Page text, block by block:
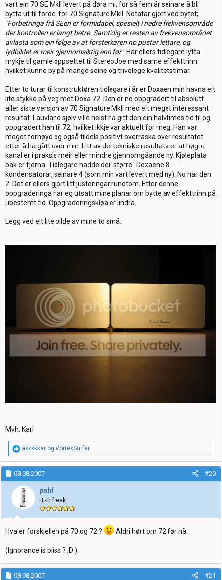
vart ein 70 SE MkII levert på døra mi, for så fem år seinare å bli
bytta ut til fordel for 70 Signature MkII. Notatar gjort ved bytet;
"Forbetringa frå SEen er formidabel, spesielt i nedre frekvensområde
der kontrollen er langt betre. Samtidig er resten av frekvensområdet
avlasta som ein følge av at forsterkaren no pustar lettare, og
lydbildet er meir gjennomsiktig enn før". Har ellers tidlegare lytta
mykje til gamle oppsettet til StereoJoe med same effekttrinn,
hvilket kunne by på mange seine og trivelege kvalitetstimar.
Etter to turar til konstruktøren tidlegare i år er Doxaen min havna eit
lite stykke på veg mot Doxa 72. Den er no oppgradert til absolutt
aller siste versjon av 70 Signature MkII med eit meget interessant
resultat. Lauvland sjølv ville helst ha gitt den ein halvtimes tid til og
oppgradert han til 72, hvilket ikkje var aktuelt for meg. Han var
meget fornøyd og også tildels positivt overraska over resultatet
etter å ha gått over min. Litt av dei tekniske resultata er at høgre
kanal er i praksis meir eller mindre gjennomgåande ny. Kjøleplata
bak er fjerna. Tidlegare hadde dei "større" Doxaene 8
kondensatorar, seinare 4 (som min vart levert med ny). No har den
2. Det er ellers gjort litt justeringar rundtom. Etter denne
oppgraderinga har eg utsatt mine planar om bytte av effekttrinn på
ubestemt tid. Oppgraderingskløa er lindra.
Legg ved eit lite bilde av mine to små.
Mvh. Karl
R
e
a
k
s
j
o
n
e
r
akkkkkar og VortexSurfer
08.08.2007 #20
pahf
Hi-Fi freak
Hva er forskjellen på 70 og 72 ? Aldri hørt om 72 før nå.
(Ignorance is bliss ? ;D )
08.08.2007 #21